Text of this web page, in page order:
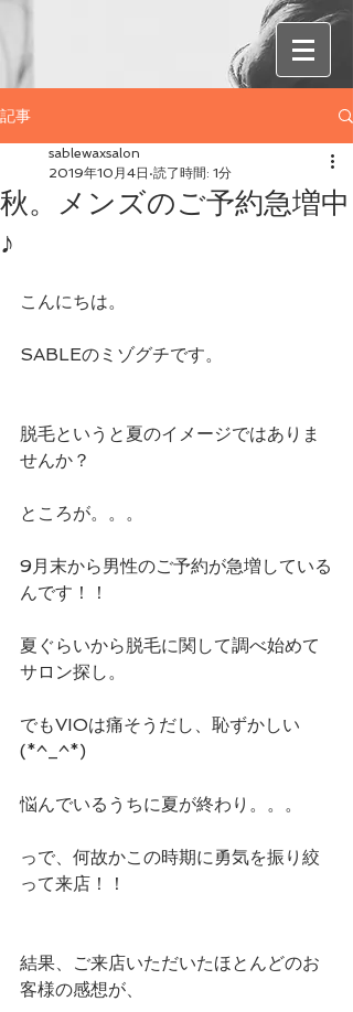
記事
秋。メンズのご予約急増中
♪
sablewaxsalon
2019年10月4日 読了時間: 1分
こんにちは。
SABLEのミゾグチです。
脱毛というと夏のイメージではありま
せんか？
ところが。。。
9月末から男性のご予約が急増している
んです！！
夏ぐらいから脱毛に関して調べ始めて
サロン探し。
でもVIOは痛そうだし、恥ずかしい
(*^_^*)
悩んでいるうちに夏が終わり。。。
っで、何故かこの時期に勇気を振り絞
って来店！！
結果、ご来店いただいたほとんどのお
客様の感想が、